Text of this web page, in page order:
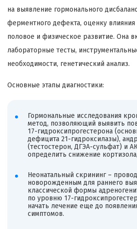
на выявление гормонального
ферментного дефекта, оценку влияния
половое и физическое развитие. Она
лабораторные тесты,
необходимости, генетический анализ.
Основные этапы диагностики:
Гормональные исследования
метод, позволяющий выявить
17-гидроксипрогестерона
дефицита 21-гидроксилазы),
(тестостерон, ДГЭА-сульфат) и
определить снижение
Неонатальный скрининг –
новорожденным для раннего
классической формы
по уровню 17-
начать лечение еще до
симптомов.